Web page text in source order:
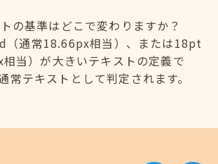
の基準はどこで変わりますか？
通常18.66px相当）、または18pt
当）が大きいテキストの定義で
常テキストとして判定されます。